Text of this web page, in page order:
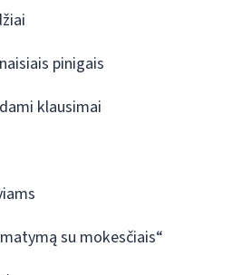
pinigais
klausimai
su mokesčiais“